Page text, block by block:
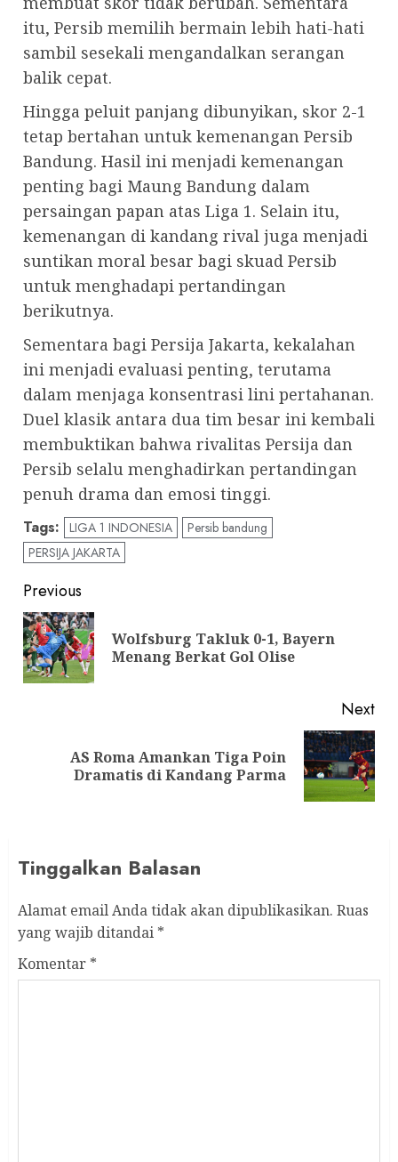
itu, Persib memilih bermain lebih hati-hati
sambil sesekali mengandalkan serangan
balik cepat.
Hingga peluit panjang dibunyikan, skor 2-1
tetap bertahan untuk kemenangan Persib
Bandung. Hasil ini menjadi kemenangan
penting bagi Maung Bandung dalam
persaingan papan atas Liga 1. Selain itu,
kemenangan di kandang rival juga menjadi
suntikan moral besar bagi skuad Persib
untuk menghadapi pertandingan
berikutnya.
Sementara bagi Persija Jakarta, kekalahan
ini menjadi evaluasi penting, terutama
dalam menjaga konsentrasi lini pertahanan.
Duel klasik antara dua tim besar ini kembali
membuktikan bahwa rivalitas Persija dan
Persib selalu menghadirkan pertandingan
penuh drama dan emosi tinggi.
Tags: LIGA 1 INDONESIA
Persib bandung
PERSIJA JAKARTA
Post
navigation
Previous
Wolfsburg Takluk 0-1, Bayern
Menang Berkat Gol Olise
Next
AS Roma Amankan Tiga Poin
Dramatis di Kandang Parma
Tinggalkan Balasan
Alamat email Anda tidak akan dipublikasikan. Ruas
yang wajib ditandai *
Komentar *